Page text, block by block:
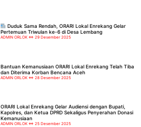
Duduk Sama Rendah, ORARI Lokal Enrekang Gelar
Pertemuan Triwulan ke-6 di Desa Lembang
ADMIN ORLOK 29 Desember 2025
Bantuan Kemanusiaan ORARI Lokal Enrekang Telah Tiba
dan Diterima Korban Bencana Aceh
ADMIN ORLOK 28 Desember 2025
ORARI Lokal Enrekang Gelar Audiensi dengan Bupati,
Kapolres, dan Ketua DPRD Sekaligus Penyerahan Donasi
Kemanusiaan
ADMIN ORLOK 25 Desember 2025